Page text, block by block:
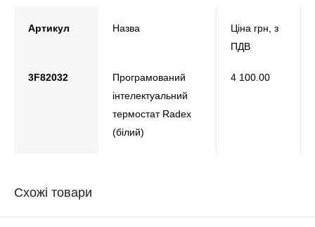
Артикул Назва
Ціна грн, з
ПДВ
3F82032
Програмований
інтелектуальний
термостат Radex
(білий)
4 100.00
Схожі товари